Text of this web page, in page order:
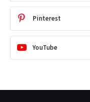
Pinterest
YouTube